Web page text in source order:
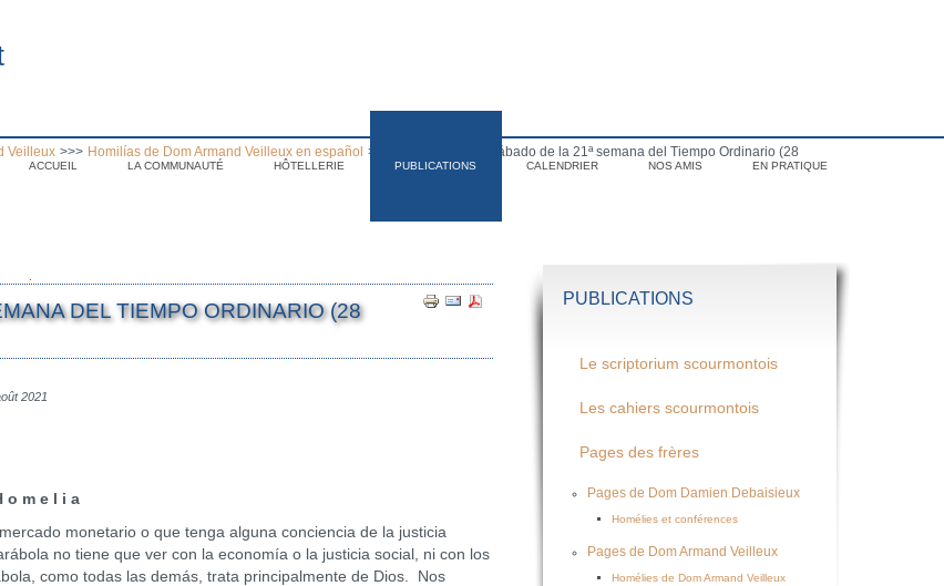
ACCUEIL LA COMMUNAUTÉ HÔTELLERIE PUBLICATIONS CALENDRIER NOS AMIS EN PRATIQUE
Veilleux >>> Homilías de Dom Armand Veilleux en español >>>
Homilía para el sábado de la 21ª semana del Tiempo Ordinario (28
DEL TIEMPO ORDINARIO (28
2021
o m e l i a
monetario o que tenga alguna conciencia de la justicia
no tiene que ver con la economía o la justicia social, ni con los
como todas las demás, trata principalmente de Dios. Nos
PUBLICATIONS
Le scriptorium scourmontois
Les cahiers scourmontois
Pages des frères
Pages de Dom Damien Debaisieux
Homélies et conférences
Pages de Dom Armand Veilleux
Homélies de Dom Armand Veilleux